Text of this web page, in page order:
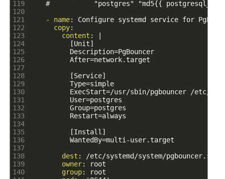
119
120
121
122
123
124
125
126
127
128
129
130
131
132
133
134
135
136
137
138
139
140
#           "postgres" "md5{{ postgresql
- name: Configure systemd service for
copy:
content : |
[Unit]
Description=PgBouncer
After=network. target
[Service]
Type=simple
ExecStart=/usr/sbin/pgbouncer
/etc/
User=postgres
Group=postgres
Restart=always
[Install]
WantedBy=multi-user. target
dest : /etc/systemd/system/
owner: root
group: root